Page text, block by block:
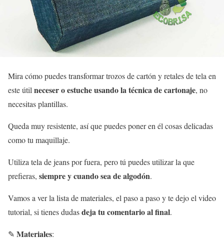
Mira cómo puedes transformar trozos de cartón y retales de tela en
este útil neceser o estuche usando la técnica de cartonaje, no
necesitas plantillas.
Queda muy resistente, así que puedes poner en él cosas delicadas
como tu maquillaje.
Utiliza tela de jeans por fuera, pero tú puedes utilizar la que
prefieras, siempre y cuando sea de algodón.
Vamos a ver la lista de materiales, el paso a paso y te dejo el video
tutorial, si tienes dudasdeja tu comentario al final.
✎ Materiales: